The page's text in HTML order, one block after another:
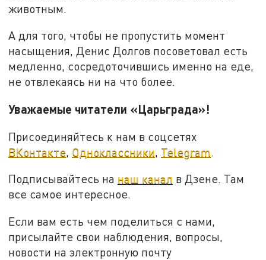
животным.
А для того, чтобы не пропустить момент
насыщения, Денис Долгов посоветовал есть
медленно, сосредоточившись именно на еде,
не отвлекаясь ни на что более.
Уважаемые читатели «Царьграда»!
Присоединяйтесь к нам в соцсетях
ВКонтакте, Одноклассники, Telegram.
Подписывайтесь на наш канал в Дзене. Там
все самое интересное.
Если вам есть чем поделиться с нами,
присылайте свои наблюдения, вопросы,
новости на электронную почту